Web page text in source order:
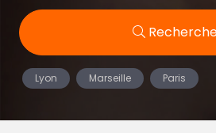
Lyon Marseille Paris